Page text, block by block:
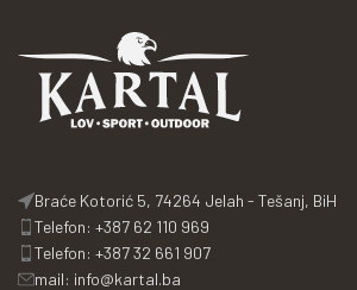
Braće Kotorić 5, 74264 Jelah - Tešanj, BiH
Telefon: +387 62 110 969
Telefon: +387 32 661 907
mail: info@kartal.ba